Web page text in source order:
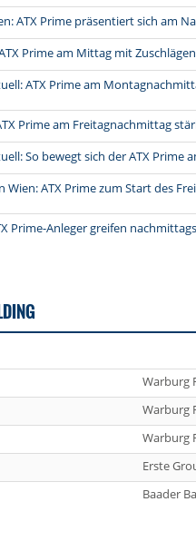
ATX Prime präsentiert sich am
Prime am Mittag mit Zuschlägen
ATX Prime am
Prime am Freitagnachmittag
So bewegt sich der ATX Prime
Wien: ATX Prime zum Start des
Prime-Anleger greifen
Warburg
Warburg
Warburg
Erste
Baader